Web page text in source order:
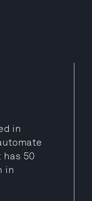
in
50
in